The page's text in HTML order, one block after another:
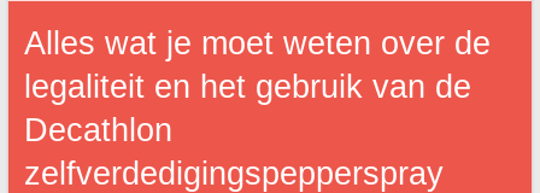
Alles wat je moet weten over de
legaliteit en het gebruik van de
Decathlon
zelfverdedigingspepperspray